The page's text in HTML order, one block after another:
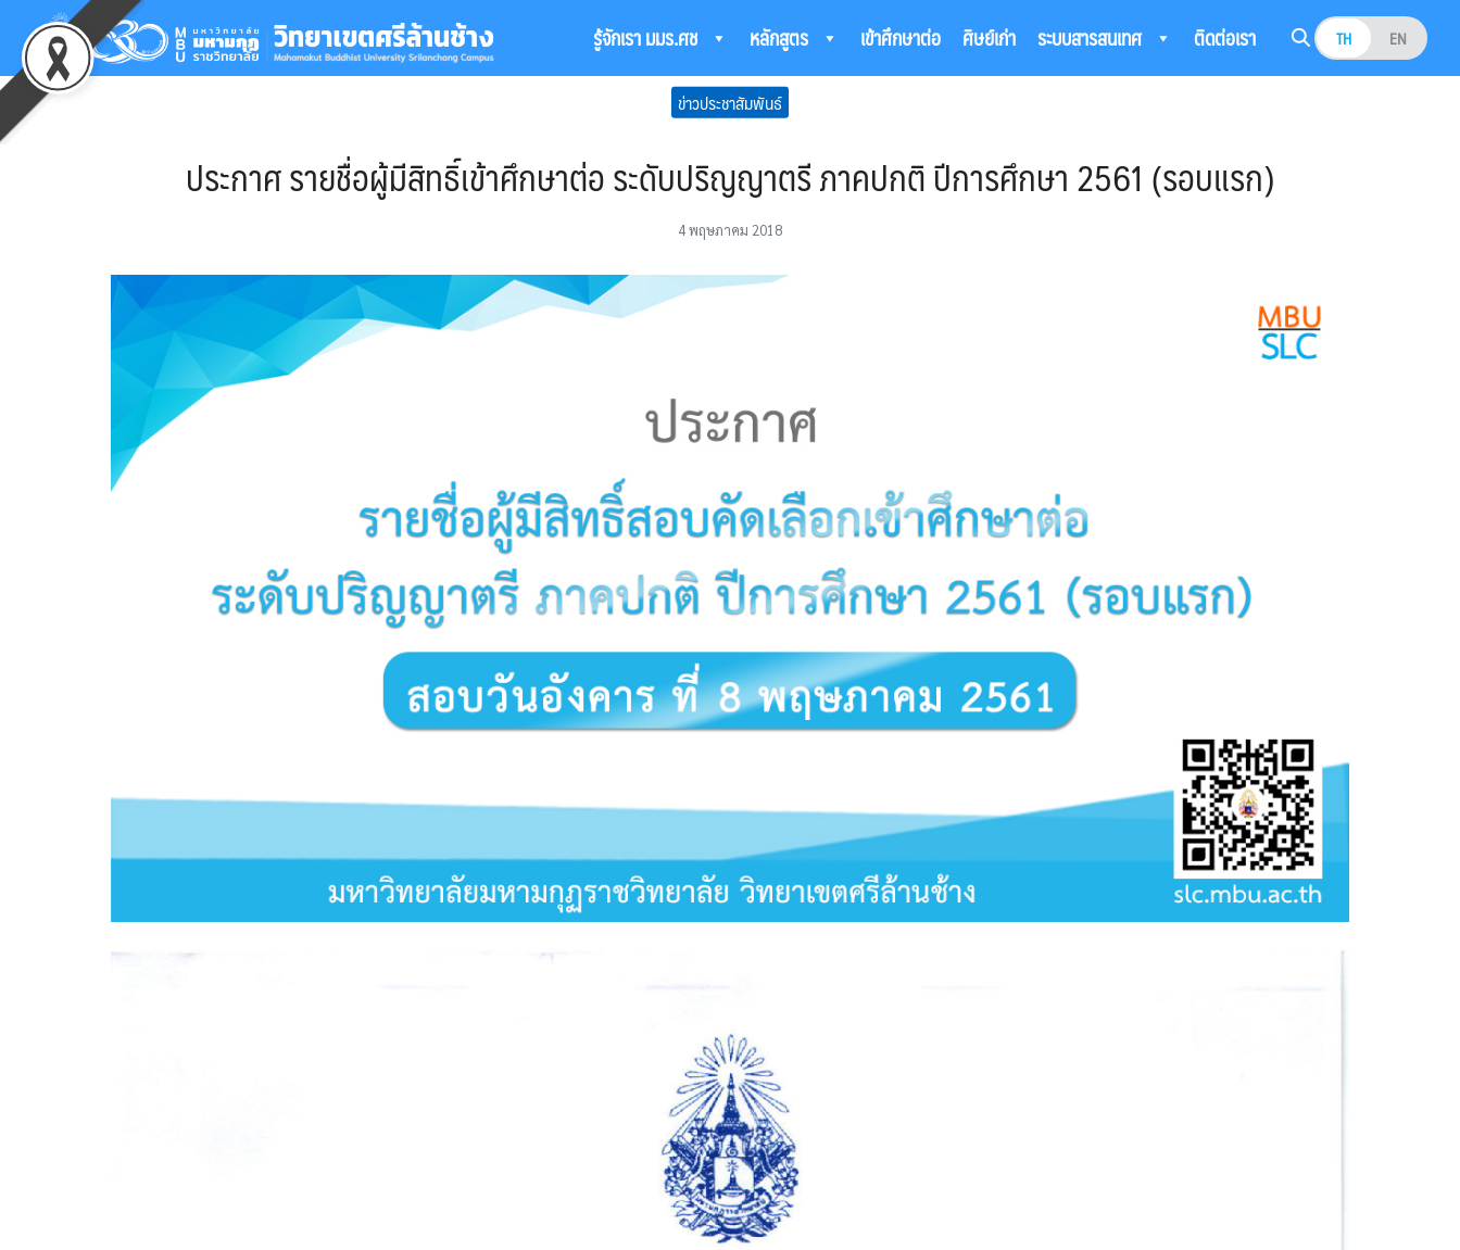
content
รู้จักเรา มมร.ศช หลักสูตร เข้าศึกษาต่อ ศิษย์เก่า ระบบสารสนเทศ ติดต่อเรา TH EN
Search
ข่าวประชาสัมพันธ์
ประกาศ รายชื่อผู้มีสิทธิ์เข้าศึกษาต่อ ระดับปริญญาตรี ภาคปกติ ปีการศึกษา 2561 (รอบแรก)
4 พฤษภาคม 2018